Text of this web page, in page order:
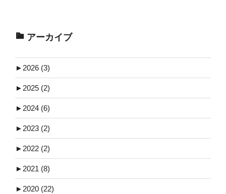
アーカイブ
► 2026 (3)
► 2025 (2)
► 2024 (6)
► 2023 (2)
► 2022 (2)
► 2021 (8)
► 2020 (22)